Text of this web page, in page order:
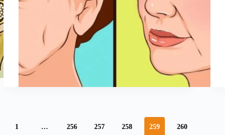
1 … 256 257 258 259 260